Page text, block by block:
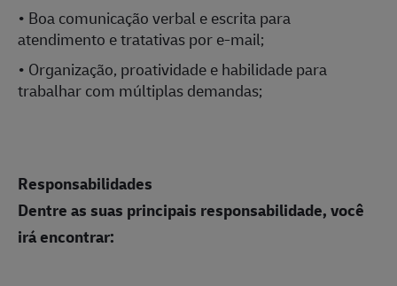
• Boa comunicação verbal e escrita para
atendimento e tratativas por e-mail;
• Organização, proatividade e habilidade para
trabalhar com múltiplas demandas;
Responsabilidades
Dentre as suas principais responsabilidade, você
irá encontrar: